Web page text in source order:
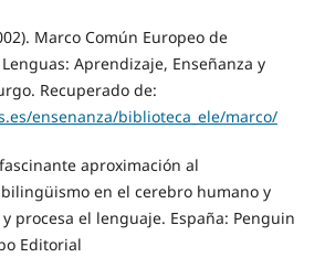
Marco Común Europeo de
Aprendizaje, Enseñanza y
Recuperado de:
ensenanza/biblioteca_ele/marco/
aproximación al
en el cerebro humano y
procesa el lenguaje. España: Penguin
Editorial